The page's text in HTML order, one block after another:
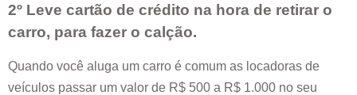
2º Leve cartão de crédito na hora de retirar o
carro, para fazer o calção.
Quando você aluga um carro é comum as locadoras de
veículos passar um valor de R$ 500 a R$ 1.000 no seu